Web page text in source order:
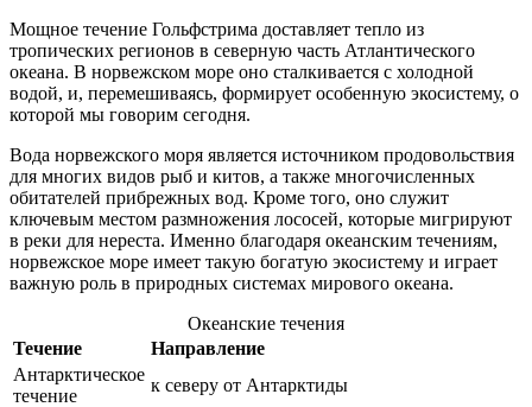
Мощное течение Гольфстрима доставляет тепло из
тропических регионов в северную часть Атлантического
океана. В норвежском море оно сталкивается с холодной
водой, и, перемешиваясь, формирует особенную экосистему, о
которой мы говорим сегодня.
Вода норвежского моря является источником продовольствия
для многих видов рыб и китов, а также многочисленных
обитателей прибрежных вод. Кроме того, оно служит
ключевым местом размножения лососей, которые мигрируют
в реки для нереста. Именно благодаря океанским течениям,
норвежское море имеет такую богатую экосистему и играет
важную роль в природных системах мирового океана.
Океанские течения
Течение
Направление
Антарктическое
течение
к северу от Антарктиды